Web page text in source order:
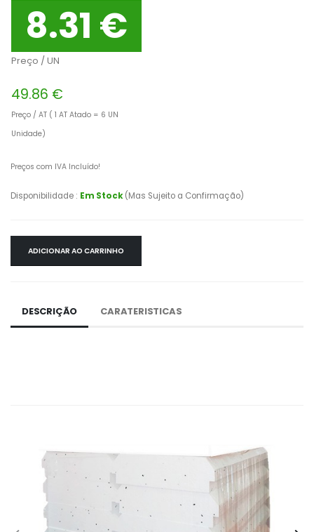
8.31 €
Preço / UN
49.86 €
Preço / AT ( 1 AT Atado = 6 UN
Unidade)
Preços com IVA Incluído!
Disponibilidade : Em Stock(Mas Sujeito a Confirmação)
ADICIONAR AO CARRINHO
DESCRIÇÃO CARATERISTICAS